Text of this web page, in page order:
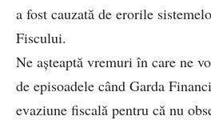
a fost cauzată de erorile
Fiscului.
Ne așteaptă vremuri în care ne
de episoadele când Garda
evaziune fiscală pentru că nu